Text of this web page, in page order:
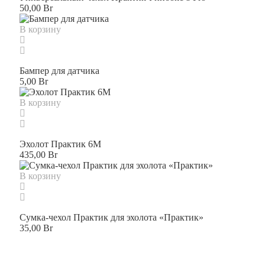
50,00 Br
В корзину
Бампер для датчика
5,00 Br
В корзину
Эхолот Практик 6М
435,00 Br
В корзину
Сумка-чехол Практик для эхолота «Практик»
35,00 Br